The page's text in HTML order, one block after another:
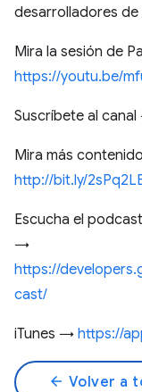
desarrolladores de
Mira la sesión de
https://youtu.be/
Suscríbete al
Mira más
http://bit.ly/
Escucha el
→
https://
cast/
iTunes → https://
arrow_back Volver a